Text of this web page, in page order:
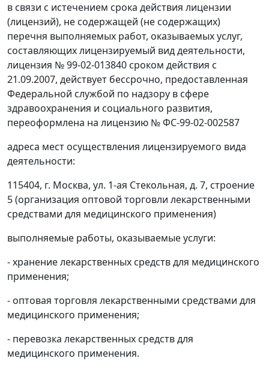
в связи с истечением срока действия лицензии
(лицензий), не содержащей (не содержащих)
перечня выполняемых работ, оказываемых услуг,
составляющих лицензируемый вид деятельности,
лицензия № 99-02-013840 сроком действия с
21.09.2007, действует бессрочно, предоставленная
Федеральной службой по надзору в сфере
здравоохранения и социального развития,
переоформлена на лицензию № ФС-99-02-002587
адреса мест осуществления лицензируемого вида
деятельности:
115404, г. Москва, ул. 1-ая Стекольная, д. 7, строение
5 (организация оптовой торговли лекарственными
средствами для медицинского применения)
выполняемые работы, оказываемые услуги:
- хранение лекарственных средств для медицинского
применения;
- оптовая торговля лекарственными средствами для
медицинского применения;
- перевозка лекарственных средств для
медицинского применения.